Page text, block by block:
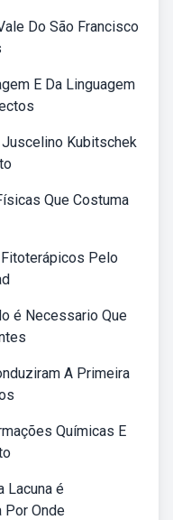
Do São Francisco
E Da Linguagem
Kubitschek
Que Costuma
Pelo
é Necessario Que
A Primeira
Químicas E
Lacuna é
Por Onde